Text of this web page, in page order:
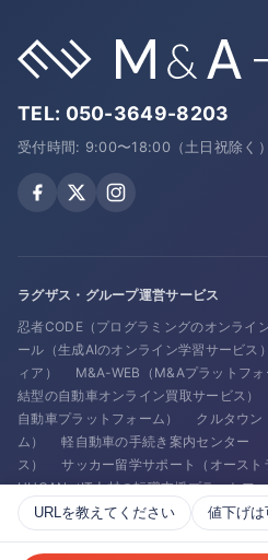
URLを教えてください 値下げは
TEL: 050-3649-8203
受付時間: 9:00〜18:00（土日祝除く）
ラグザス・グループ運営サービス
忍者CODE（プログラミングのオンライ
ール（生成AIのオンライン学習サービス）
ィア）
M&A-WEB（M&Aプラットフォ
結型の自動車オンライン買取サービス）
自動車プラットフォーム）
クルタウン
ム）
軽自動車の手続き案内センター
ス）
サッカー留学サポート（オースト
HUGAN（IT人材の転職支援プラットフ